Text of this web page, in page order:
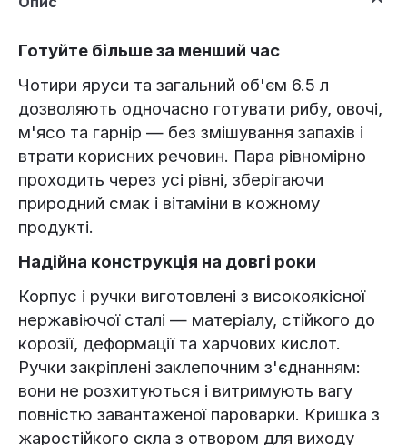
Готуйте більше за менший час
Чотири яруси та загальний об'єм 6.5 л
дозволяють одночасно готувати рибу, овочі,
м'ясо та гарнір — без змішування запахів і
втрати корисних речовин. Пара рівномірно
проходить через усі рівні, зберігаючи
природний смак і вітаміни в кожному
продукті.
Надійна конструкція на довгі роки
Корпус і ручки виготовлені з високоякісної
нержавіючої сталі — матеріалу, стійкого до
корозії, деформації та харчових кислот.
Ручки закріплені заклепочним з'єднанням:
вони не розхитуються і витримують вагу
повністю завантаженої пароварки. Кришка з
жаростійкого скла з отвором для виходу